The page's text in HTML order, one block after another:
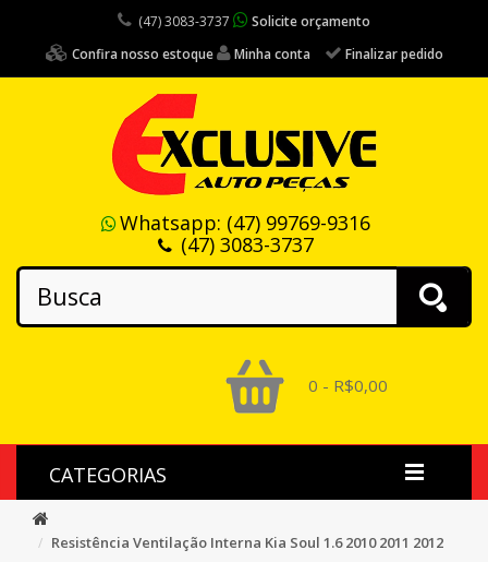
(47) 3083-3737
Solicite orçamento
Confira nosso estoque
Minha conta Finalizar pedido
Whatsapp: (47) 99769-9316
(47) 3083-3737
0 - R$0,00
CATEGORIAS
Resistência Ventilação Interna Kia Soul 1.6 2010 2011 2012